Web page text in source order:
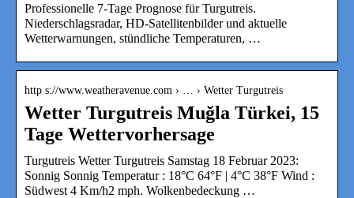
Professionelle 7-Tage Prognose für Turgutreis.
Niederschlagsradar, HD-Satellitenbilder und aktuelle
Wetterwarnungen, stündliche Temperaturen, …
http s://www.weatheravenue.com › … › Wetter Turgutreis
Wetter Turgutreis Muğla Türkei, 15
Tage Wettervorhersage
Turgutreis Wetter Turgutreis Samstag 18 Februar 2023:
Sonnig Sonnig Temperatur : 18°C 64°F | 4°C 38°F Wind :
Südwest 4 Km/h2 mph. Wolkenbedeckung …